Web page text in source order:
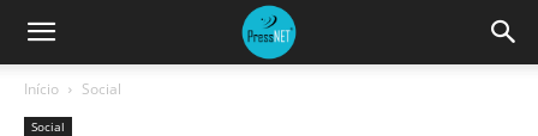
Início Social
Social